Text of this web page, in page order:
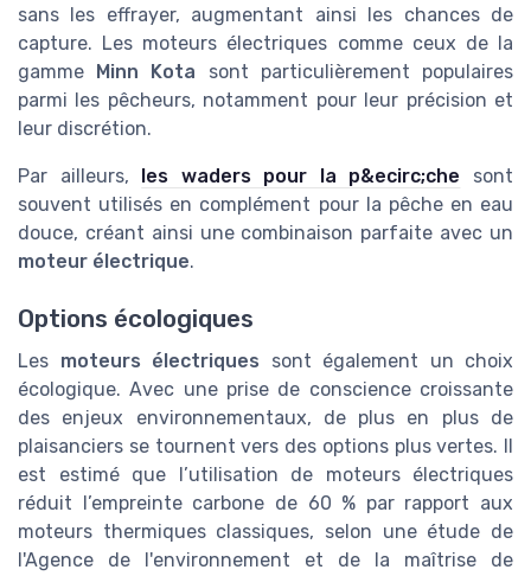
sans les effrayer, augmentant ainsi les chances de
capture. Les moteurs électriques comme ceux de la
gamme Minn Kota sont particulièrement populaires
parmi les pêcheurs, notamment pour leur précision et
leur discrétion.
Par ailleurs, les waders pour la p&ecirc;che sont
souvent utilisés en complément pour la pêche en eau
douce, créant ainsi une combinaison parfaite avec un
moteur électrique.
Options écologiques
Les moteurs électriques sont également un choix
écologique. Avec une prise de conscience croissante
des enjeux environnementaux, de plus en plus de
plaisanciers se tournent vers des options plus vertes. Il
est estimé que l’utilisation de moteurs électriques
réduit l’empreinte carbone de 60 % par rapport aux
moteurs thermiques classiques, selon une étude de
l'Agence de l'environnement et de la maîtrise de